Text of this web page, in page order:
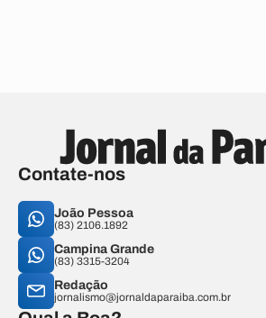
Contate-nos
João Pessoa
(83) 2106.1892
Campina Grande
(83) 3315-3204
Redação
jornalismo@jornaldaparaiba.com.br